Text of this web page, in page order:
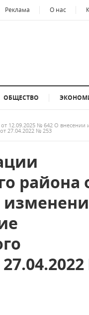
Реклама О нас
ОБЩЕСТВО
12.09.2025 № 642 О внесении
27.04.2022 № 253
района